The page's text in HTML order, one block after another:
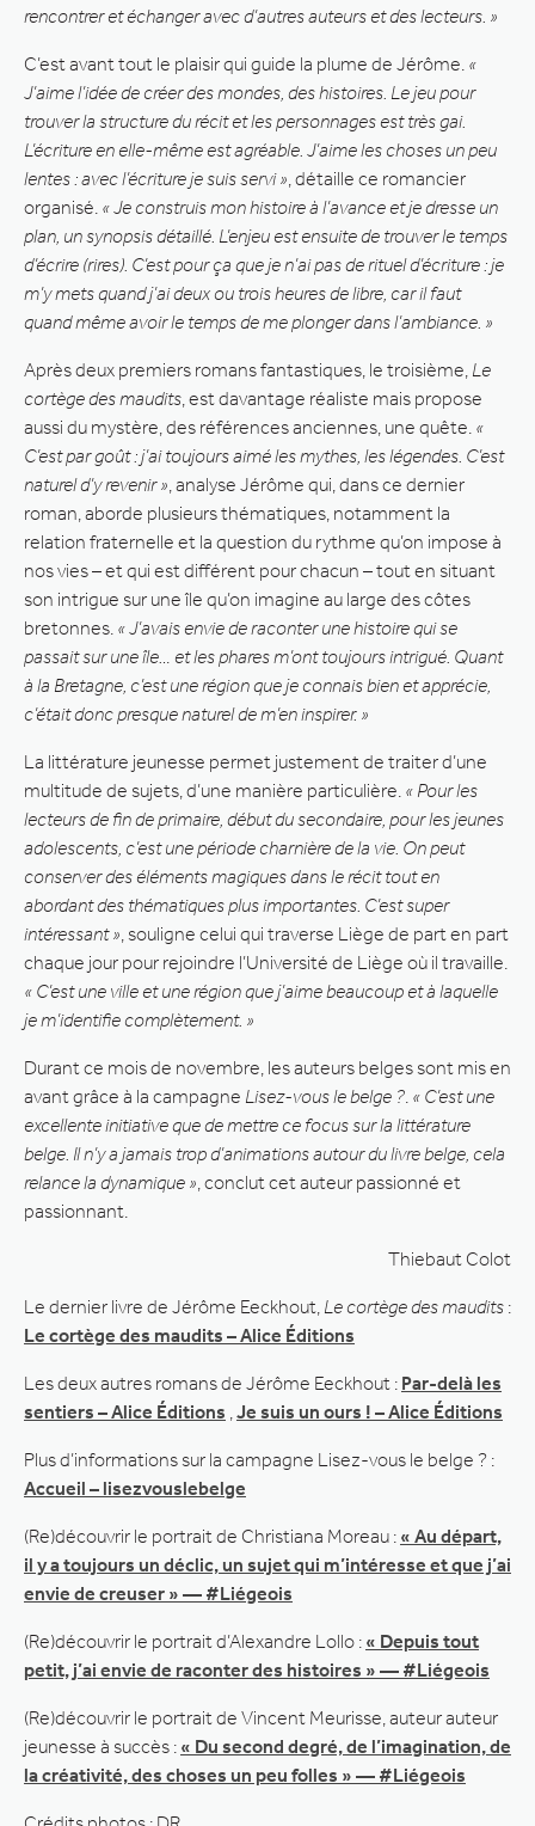
rencontrer et échanger avec d’autres auteurs et des lecteurs. »
C’est avant tout le plaisir qui guide la plume de Jérôme. «
J’aime l’idée de créer des mondes, des histoires. Le jeu pour
trouver la structure du récit et les personnages est très gai.
L’écriture en elle-même est agréable. J’aime les choses un peu
lentes : avec l’écriture je suis servi » , détaille ce romancier
organisé. « Je construis mon histoire à l’avance et je dresse un
plan, un synopsis détaillé. L’enjeu est ensuite de trouver le temps
d’écrire (rires). C’est pour ça que je n’ai pas de rituel d’écriture : je
m’y mets quand j’ai deux ou trois heures de libre, car il faut
quand même avoir le temps de me plonger dans l’ambiance. »
Après deux premiers romans fantastiques, le troisième, Le
cortège des maudits , est davantage réaliste mais propose
aussi du mystère, des références anciennes, une quête. «
C’est par goût : j’ai toujours aimé les mythes, les légendes. C’est
naturel d’y revenir » , analyse Jérôme qui, dans ce dernier
roman, aborde plusieurs thématiques, notamment la
relation fraternelle et la question du rythme qu’on impose à
nos vies – et qui est différent pour chacun – tout en situant
son intrigue sur une île qu’on imagine au large des côtes
bretonnes. « J’avais envie de raconter une histoire qui se
passait sur une île… et les phares m’ont toujours intrigué. Quant
à la Bretagne, c’est une région que je connais bien et apprécie,
c’était donc presque naturel de m’en inspirer. »
La littérature jeunesse permet justement de traiter d’une
multitude de sujets, d’une manière particulière. « Pour les
lecteurs de fin de primaire, début du secondaire, pour les jeunes
adolescents, c’est une période charnière de la vie. On peut
conserver des éléments magiques dans le récit tout en
abordant des thématiques plus importantes. C’est super
intéressant » , souligne celui qui traverse Liège de part en part
chaque jour pour rejoindre l’Université de Liège où il travaille.
« C’est une ville et une région que j’aime beaucoup et à laquelle
je m’identifie complètement. »
Durant ce mois de novembre, les auteurs belges sont mis en
avant grâce à la campagne Lisez-vous le belge ? « C’est une
excellente initiative que de mettre ce focus sur la littérature
belge. Il n’y a jamais trop d’animations autour du livre belge, cela
relance la dynamique » , conclut cet auteur passionné et
passionnant.
Thiebaut Colot
Le dernier livre de Jérôme Eeckhout, Le cortège des maudits :
Le cortège des maudits – Alice Éditions
Les deux autres romans de Jérôme Eeckhout : Par-delà les
sentiers – Alice Éditions Je suis un ours ! – Alice Éditions
Plus d’informations sur la campagne Lisez-vous le belge ? :
Accueil – lisezvouslebelge
(Re)découvrir le portrait de Christiana Moreau : « Au départ,
il y a toujours un déclic, un sujet qui m’intéresse et que j’ai
envie de creuser » — #Liégeois
(Re)découvrir le portrait d’Alexandre Lollo : « Depuis tout
petit, j’ai envie de raconter des histoires » — #Liégeois
(Re)découvrir le portrait de Vincent Meurisse, auteur auteur
jeunesse à succès : « Du second degré, de l’imagination, de
la créativité, des choses un peu folles » — #Liégeois